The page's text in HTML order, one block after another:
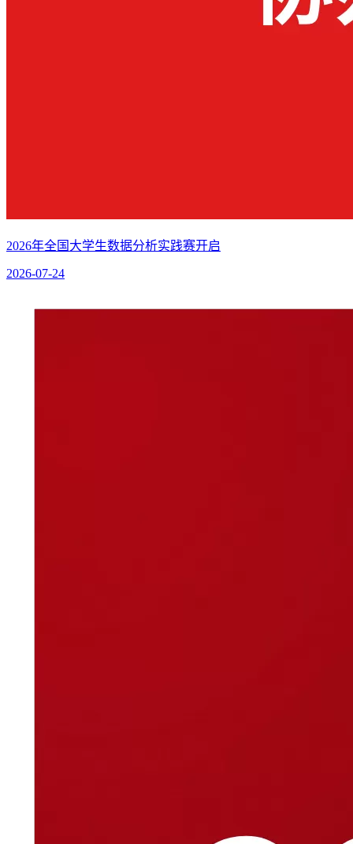
2026年全国大学生数据分析实践赛开启
2026-07-24